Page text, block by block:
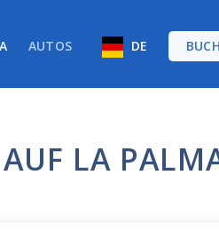
AUTOS DE
LA